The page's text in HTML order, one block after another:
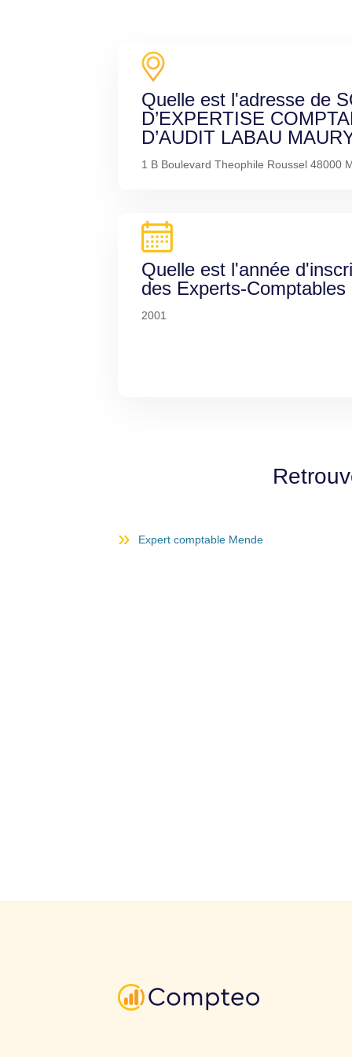
Quelle est l'adresse de
D’EXPERTISE
D’AUDIT LABAU
1 B Boulevard Theophile Roussel 48000
Quelle est l'année
des Experts-Comptables
2001
Expert comptable Mende